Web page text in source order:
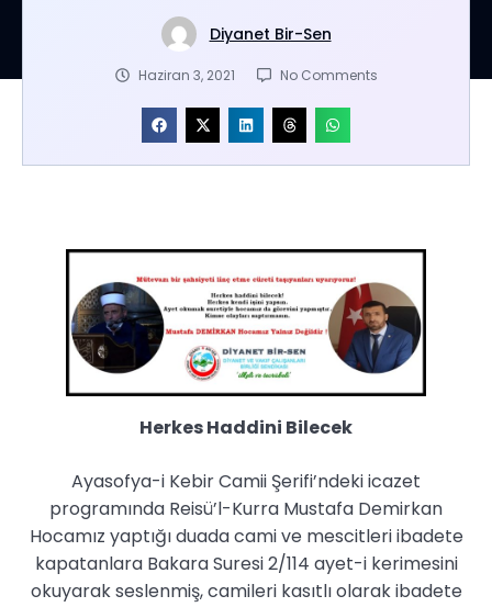
Diyanet Bir-Sen
Haziran 3, 2021 No Comments
Herkes Haddini Bilecek
Ayasofya-i Kebir Camii Şerifi’ndeki icazet
programında Reisü’l-Kurra Mustafa Demirkan
Hocamız yaptığı duada cami ve mescitleri ibadete
kapatanlara Bakara Suresi 2/114 ayet-i kerimesini
okuyarak seslenmiş, camileri kasıtlı olarak ibadete